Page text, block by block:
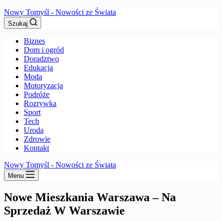
Nowy Tomyśl - Nowości ze Świata
Szukaj
Biznes
Dom i ogród
Doradztwo
Edukacja
Moda
Motoryzacja
Podróże
Rozrywka
Sport
Tech
Uroda
Zdrowie
Kontakt
Nowy Tomyśl - Nowości ze Świata
Menu
Nowe Mieszkania Warszawa – Na
Sprzedaż W Warszawie